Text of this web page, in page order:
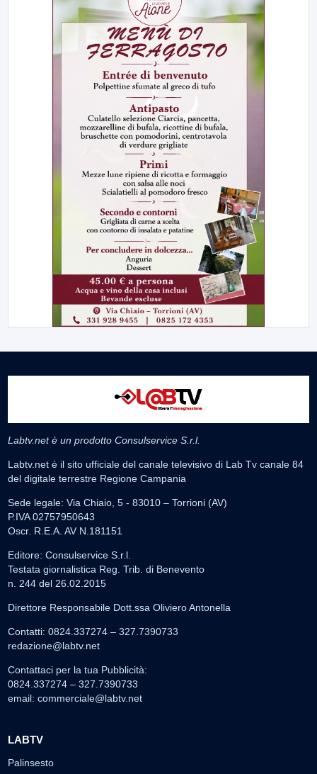
Labtv.net è un prodotto Consulservice S.r.l.
Labtv.net è il sito ufficiale del canale televisivo di Lab Tv canale 84
del digitale terrestre Regione Campania
Sede legale: Via Chiaio, 5 - 83010 – Torrioni (AV)
P.IVA 02757950643
Oscr. R.E.A. AV N.181151
Editore: Consulservice S.r.l.
Testata giornalistica Reg. Trib. di Benevento
n. 244 del 26.02.2015
Direttore Responsabile Dott.ssa Oliviero Antonella
Contatti: 0824.337274 – 327.7390733
redazione@labtv.net
Contattaci per la tua Pubblicità:
0824.337274 – 327.7390733
email: commerciale@labtv.net
LABTV
Palinsesto